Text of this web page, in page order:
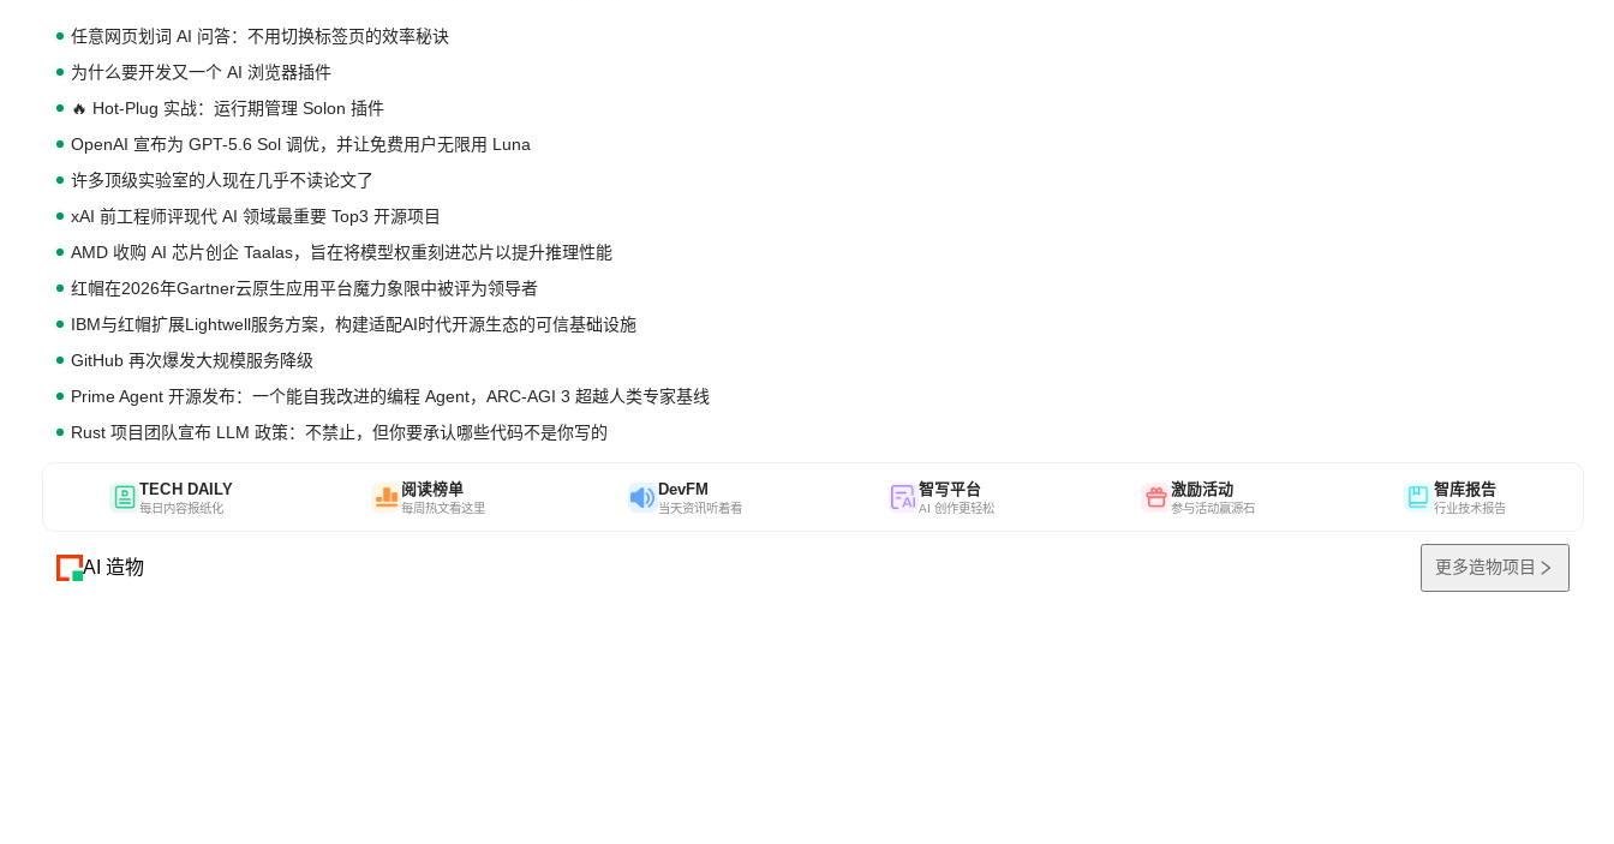
任意网页划词 AI 问答：不用切换标签页的效率秘诀
为什么要开发又一个 AI 浏览器插件
🔥 Hot-Plug 实战：运行期管理 Solon 插件
OpenAI 宣布为 GPT-5.6 Sol 调优，并让免费用户无限用 Luna
许多顶级实验室的人现在几乎不读论文了
xAI 前工程师评现代 AI 领域最重要 Top3 开源项目
AMD 收购 AI 芯片创企 Taalas，旨在将模型权重刻进芯片以提升推理性能
红帽在2026年Gartner云原生应用平台魔力象限中被评为领导者
IBM与红帽扩展Lightwell服务方案，构建适配AI时代开源生态的可信基础设施
GitHub 再次爆发大规模服务降级
Prime Agent 开源发布：一个能自我改进的编程 Agent，ARC-AGI 3 超越人类专家基线
Rust 项目团队宣布 LLM 政策：不禁止，但你要承认哪些代码不是你写的
TECH DAILY
每日内容报纸化
阅读榜单
每周热文看这里
DevFM
当天资讯听着看
智写平台
AI 创作更轻松
激励活动
参与活动赢源石
智库报告
行业技术报告
AI 造物 更多造物项目